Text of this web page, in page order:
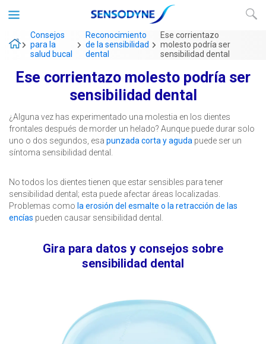
Consejos
para la
salud bucal
Reconocimiento
de la sensibilidad
dental
Ese corrientazo
molesto podría ser
sensibilidad dental
Ese corrientazo molesto podría ser
sensibilidad dental
¿Alguna vez has experimentado una molestia en los dientes
frontales después de morder un helado? Aunque puede durar solo
uno o dos segundos, esa punzada corta y aguda puede ser un
síntoma sensibilidad dental.
No todos los dientes tienen que estar sensibles para tener
sensibilidad dental; esta puede afectar áreas localizadas.
Problemas como la erosión del esmalte o la retracción de las
encías pueden causar sensibilidad dental.
Gira para datos y consejos sobre
sensibilidad dental